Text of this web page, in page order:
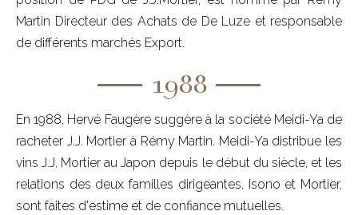
Martin Directeur des Achats de De Luze et responsable
de différents marchés Export.
1988
En 1988, Hervé Faugère suggère à la société Meidi-Ya de
racheter J.J. Mortier à Rémy Martin. Meidi-Ya distribue les
vins J.J. Mortier au Japon depuis le début du siècle, et les
relations des deux familles dirigeantes, Isono et Mortier,
sont faites d'estime et de confiance mutuelles.